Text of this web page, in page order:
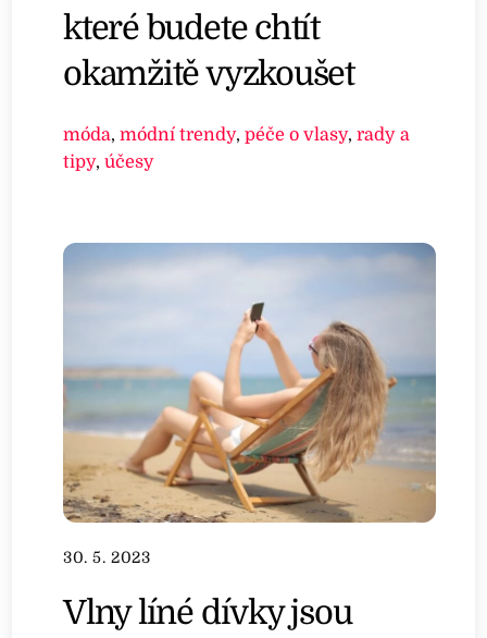
které budete chtít
okamžitě vyzkoušet
móda,módní trendy,péče o vlasy,rady a
tipy,účesy
30. 5. 2023
Vlny líné dívky jsou